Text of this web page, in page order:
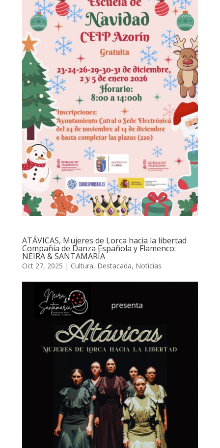
ATÁVICAS, Mujeres de Lorca hacia la libertad
Compañía de Danza Española y Flamenco:
NEIRA & SANTAMARÍA
Oct 27, 2025 | Cultura, Destacada, Noticias